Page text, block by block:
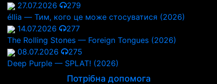
27.07.2026
279
éllia — Тим, кого це може стосуватися (2026)
14.07.2026
277
The Rolling Stones — Foreign Tongues (2026)
08.07.2026
275
Deep Purple — SPLAT! (2026)
Потрібна допомога